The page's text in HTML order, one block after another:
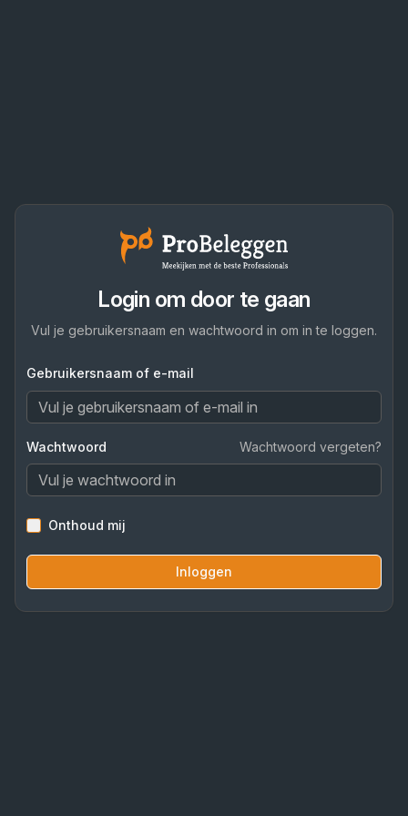
Login om door te gaan
Vul je gebruikersnaam en wachtwoord in om in te loggen.
Gebruikersnaam of e-mail
Wachtwoord Wachtwoord vergeten?
Onthoud mij
Inloggen